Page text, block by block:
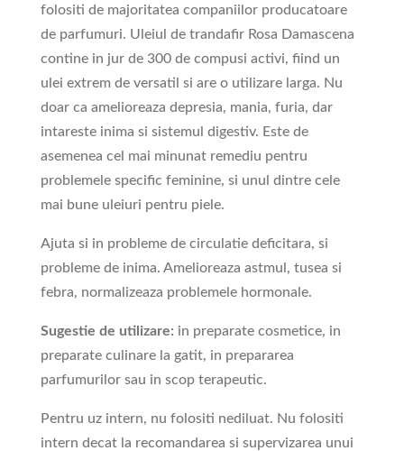
folositi de majoritatea companiilor producatoare
de parfumuri. Uleiul de trandafir Rosa Damascena
contine in jur de 300 de compusi activi, fiind un
ulei extrem de versatil si are o utilizare larga. Nu
doar ca amelioreaza depresia, mania, furia, dar
intareste inima si sistemul digestiv. Este de
asemenea cel mai minunat remediu pentru
problemele specific feminine, si unul dintre cele
mai bune uleiuri pentru piele.
Ajuta si in probleme de circulatie deficitara, si
probleme de inima. Amelioreaza astmul, tusea si
febra, normalizeaza problemele hormonale.
Sugestie de utilizare: in preparate cosmetice, in
preparate culinare la gatit, in prepararea
parfumurilor sau in scop terapeutic.
Pentru uz intern, nu folositi nediluat. Nu folositi
intern decat la recomandarea si supervizarea unui